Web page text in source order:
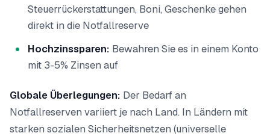
Steuerrückerstattungen, Boni, Geschenke gehen
direkt in die Notfallreserve
Hochzinssparen: Bewahren Sie es in einem Konto
mit 3-5% Zinsen auf
Globale Überlegungen: Der Bedarf an
Notfallreserven variiert je nach Land. In Ländern mit
starken sozialen Sicherheitsnetzen (universelle